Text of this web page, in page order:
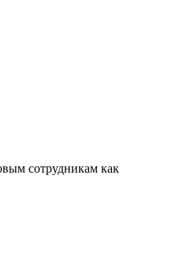
сотрудникам как